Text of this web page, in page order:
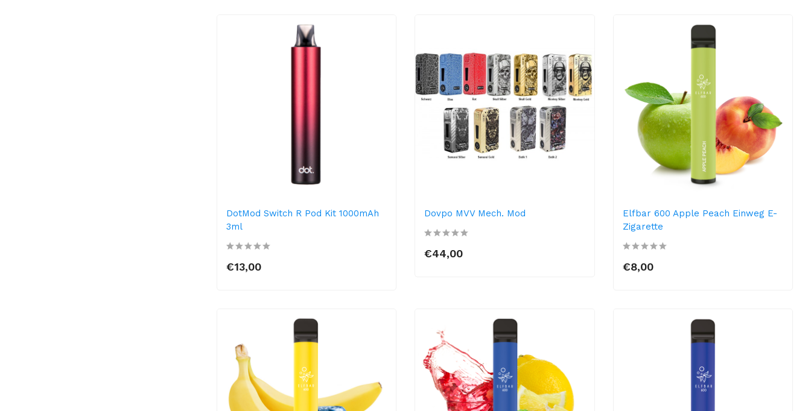
DotMod Switch R Pod Kit 1000mAh
3ml
€13,00
Dovpo MVV Mech. Mod
€44,00
Elfbar 600 Apple Peach Einweg E-
Zigarette
€8,00